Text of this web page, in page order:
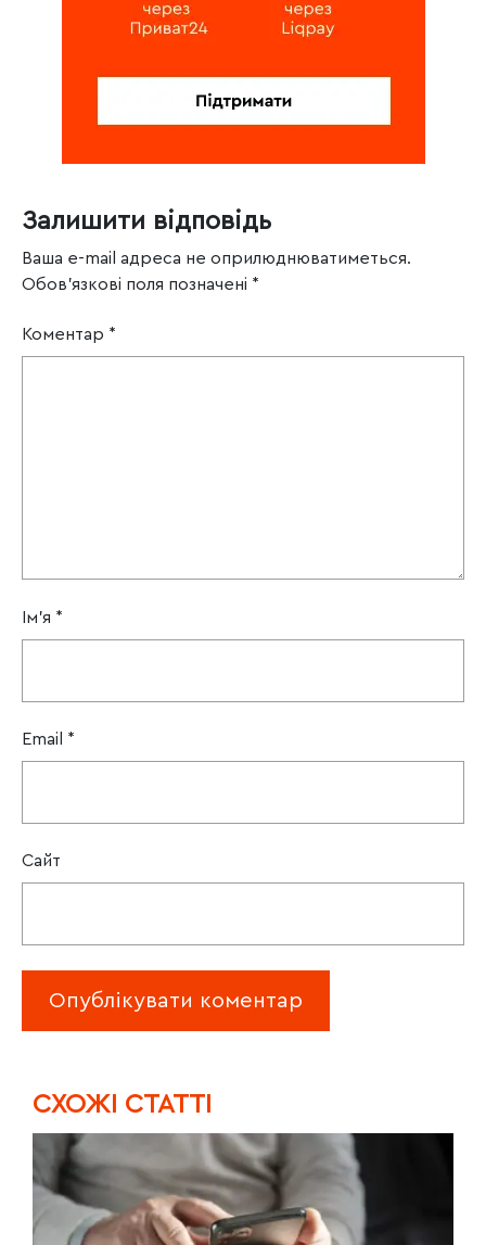
Залишити відповідь
Ваша e-mail адреса не оприлюднюватиметься.
Обов’язкові поля позначені *
Коментар *
Ім'я *
Email *
Сайт
CХОЖІ СТАТТІ